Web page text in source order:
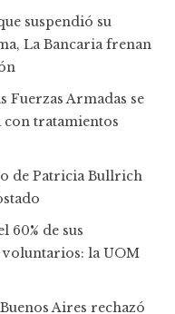
suspendió su
La Bancaria frenan
Fuerzas Armadas se
tratamientos
de Patricia Bullrich
60% de sus
la UOM
Aires rechazó